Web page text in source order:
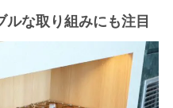
な取り組みにも注目